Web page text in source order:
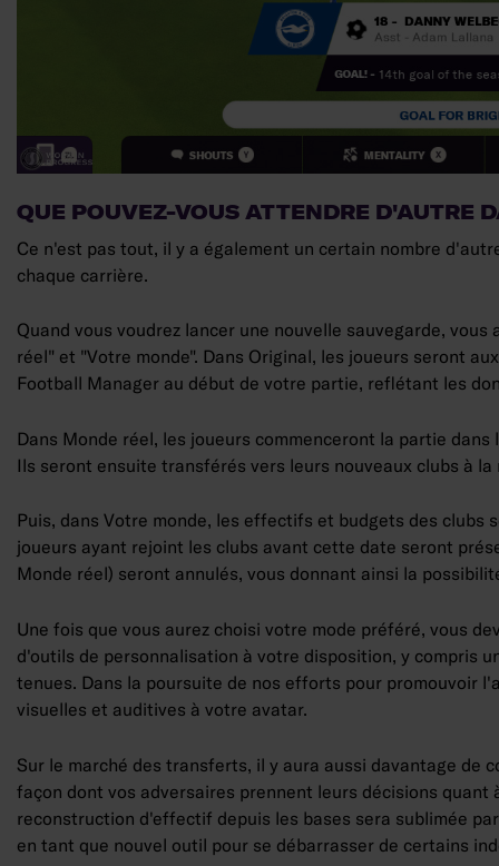
QUE POUVEZ-VOUS ATTENDRE D'AUTRE
Ce n'est pas tout, il y a également un certain nombre
chaque carrière.
Quand vous voudrez lancer une nouvelle sauvegarde,
réel" et "Votre monde". Dans Original, les joueurs seront
Football Manager au début de votre partie, reflétant les
Dans Monde réel, les joueurs commenceront la partie
Ils seront ensuite transférés vers leurs nouveaux clubs à
Puis, dans Votre monde, les effectifs et budgets des
joueurs ayant rejoint les clubs avant cette date seront
Monde réel) seront annulés, vous donnant ainsi la
Une fois que vous aurez choisi votre mode préféré, vous
d'outils de personnalisation à votre disposition, y compris
tenues. Dans la poursuite de nos efforts pour promouvoir
visuelles et auditives à votre avatar.
Sur le marché des transferts, il y aura aussi davantage de
façon dont vos adversaires prennent leurs décisions
reconstruction d'effectif depuis les bases sera sublimée
en tant que nouvel outil pour se débarrasser de certains